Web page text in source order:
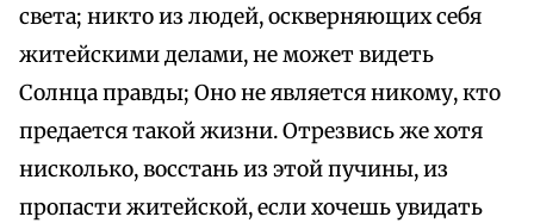
света; никто из людей, оскверняющих себя
житейскими делами, не может видеть
Солнца правды; Оно не является никому, кто
предается такой жизни. Отрезвись же хотя
нисколько, восстань из этой пучины, из
пропасти житейской, если хочешь увидать